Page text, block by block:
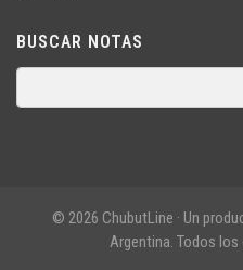
BUSCAR NOTAS
© 2026 ChubutLine · Un
Argentina. Todos